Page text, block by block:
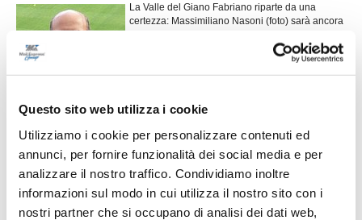
Questo sito web utilizza i cookie
Utilizziamo i cookie per personalizzare contenuti ed
annunci, per fornire funzionalità dei social media e per
analizzare il nostro traffico. Condividiamo inoltre
informazioni sul modo in cui utilizza il nostro sito con i
nostri partner che si occupano di analisi dei dati web,
La Valle del Giano Fabriano riparte da una
certezza: Massimiliano Nasoni (foto) sarà ancora
campionato di Seconda Categoria Marche. Una
riconferma fortemente voluta dalla società,
arrivata al termine di una stagione intensa e ricca
m...
16/07/2026
NUOVA SIROLESE. Sei nuovi innesti per
alzare l'asticella
...leggi